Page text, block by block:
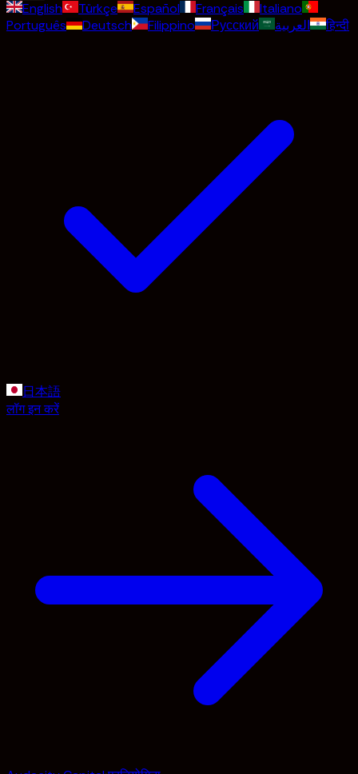
English Türkçe Español Français
Italiano
Português
Deutsch Filippino Русский العربية हिन्दी
日本語
लॉग इन करें